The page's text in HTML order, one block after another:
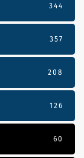
344
357
208
126
60